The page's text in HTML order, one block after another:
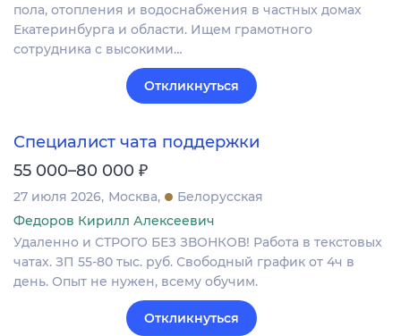
пола, отопления и водоснабжения в частных домах
Екатеринбурга и области. Ищем грамотного
сотрудника с высокими…
Откликнуться
Специалист чата поддержки
55 000–80 000 ₽
27 июля 2026 Москва
Белорусская
Федоров Кирилл Алексеевич
Удаленно и СТРОГО БЕЗ ЗВОНКОВ! Работа в текстовых
чатах. ЗП 55-80 тыс. руб. Свободный график от 4ч в
день. Опыт не нужен, всему обучим.
Откликнуться